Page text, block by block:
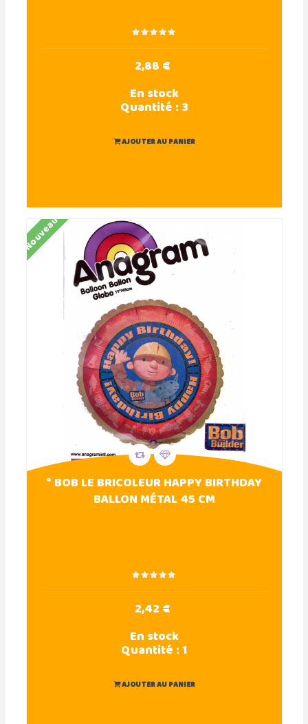
2,88 €
En stock
Quantité :3
AJOUTER AU PANIER
Nouveau
° BOB LE BRICOLEUR HAPPY BIRTHDAY
BALLON MÉTAL 45 CM
2,42 €
En stock
Quantité :1
AJOUTER AU PANIER